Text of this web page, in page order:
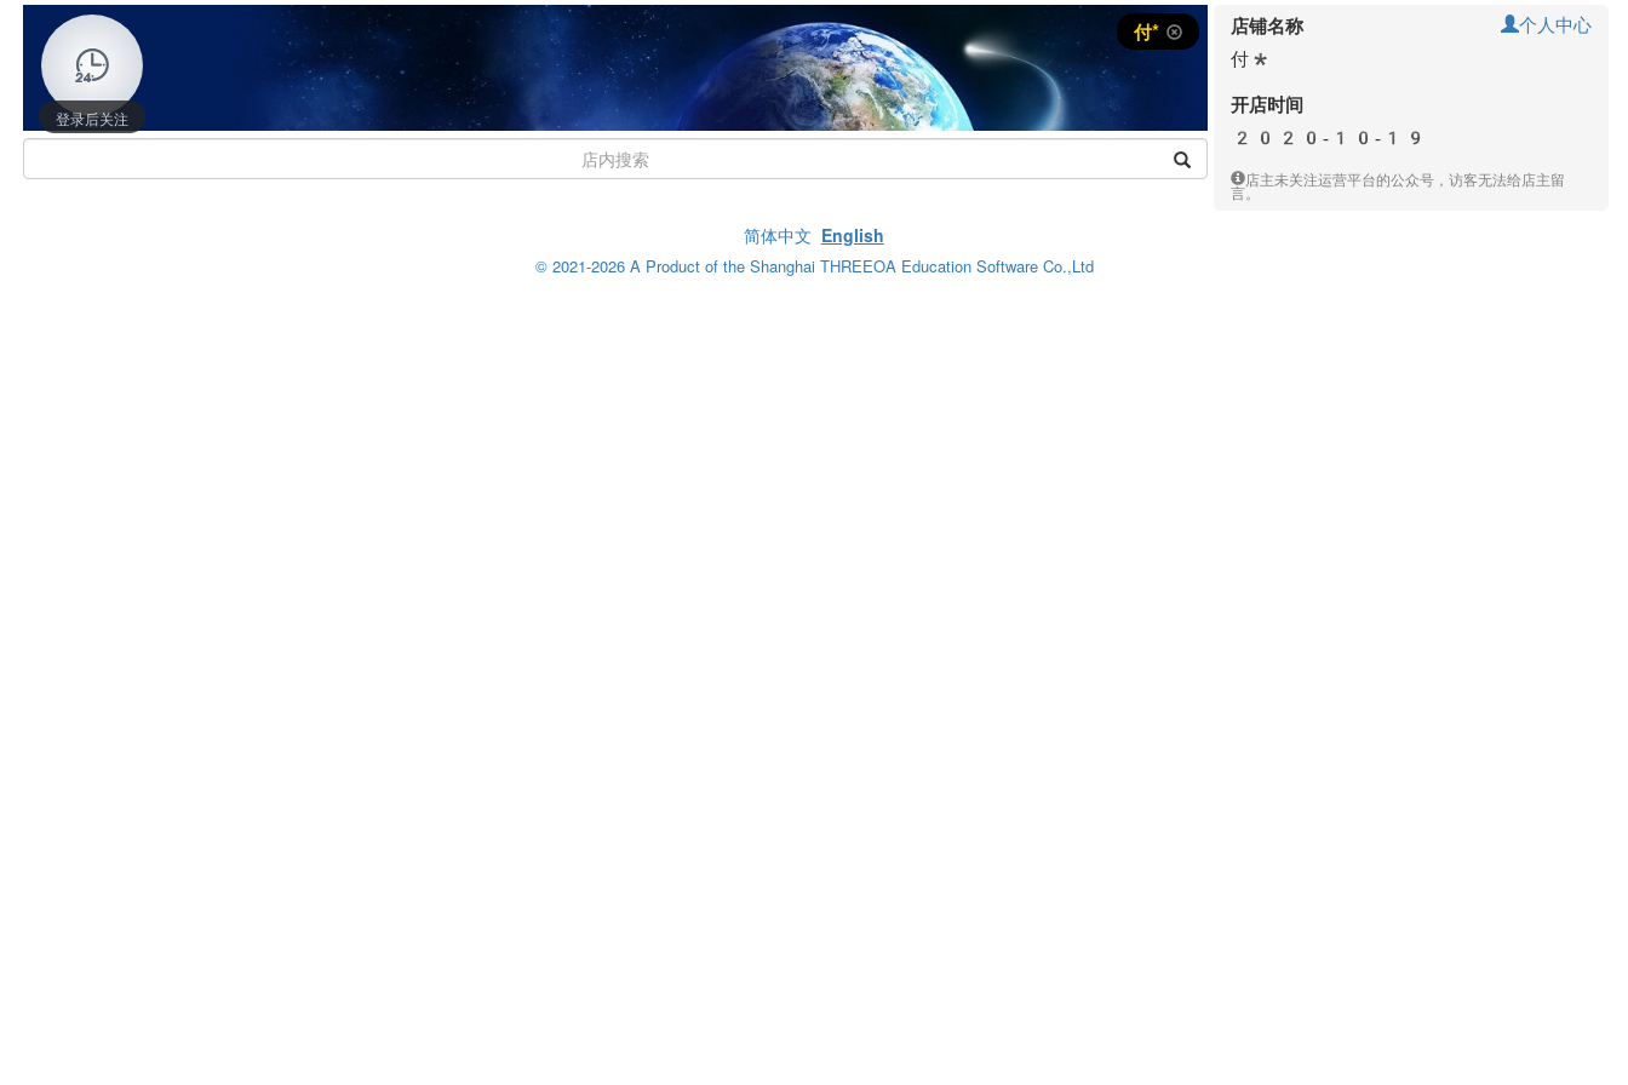
登录后关注
付* 店铺名称 个人中心
付*
开店时间
2020-10-19
店主未关注运营平台的公众号，访客无法给店主留
言。
简体中文 English
© 2021-2026 A Product of the Shanghai THREEOA Education Software Co.,Ltd